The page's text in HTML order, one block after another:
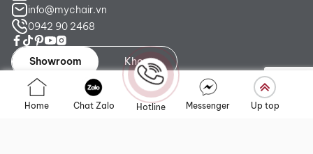
info@mychair.vn
0942 90 2468
Showroom Kho
Showroom TP. HCM:
Số 345 - 347 Trần Phú, phường An
Home Chat Zalo Hotline Messenger Up top